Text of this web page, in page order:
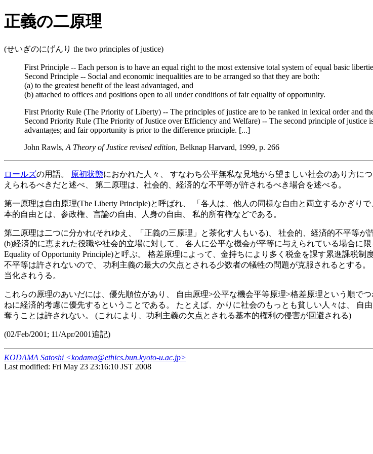
正義の二原理
(せいぎのにげんり the two principles of justice)
First Principle -- Each person is to have an equal right to the most extensive total system of equal basic
Second Principle -- Social and economic inequalities are to be arranged so that they are both:
(a) to the greatest benefit of the least advantaged, and
(b) attached to offices and positions open to all under conditions of fair equality of opportunity.
First Priority Rule (The Priority of Liberty) -- The principles of justice are to be ranked in lexical order and
Second Priority Rule (The Priority of Justice over Efficiency and Welfare) -- The second principle of
advantages; and fair opportunity is prior to the difference principle. [...]
John Rawls, A Theory of Justice revised edition, Belknap Harvard, 1999, p. 266
ロールズの用語。 原初状態におかれた人々、 すなわち公平無私な見地から望ましい社会のあり方に
えられるべきだと述べ、 第二原理は、社会的、経済的な不平等が許されるべき場合を述べる。
第一原理は自由原理(The Liberty Principle)と呼ばれ、 「各人は、他人の同様な自由と両立するかぎり
本的自由とは、参政権、言論の自由、人身の自由、 私的所有権などである。
第二原理は二つに分かれ(それゆえ、「正義の三原理」と茶化す人もいる)、 社会的、経済的不平等
(b)経済的に恵まれた役職や社会的立場に対して、 各人に公平な機会が平等に与えられている場合に限
Equality of Opportunity Principle)と呼ぶ。 格差原理によって、金持ちにより多く税金を課す累進課税
不平等は許されないので、 功利主義の最大の欠点とされる少数者の犠牲の問題が克服されるとする
当化されうる。
これらの原理のあいだには、優先順位があり、 自由原理>公平な機会平等原理>格差原理という順で
ねに経済的考慮に優先するということである。 たとえば、かりに社会のもっとも貧しい人々は、
奪うことは許されない。 (これにより、功利主義の欠点とされる基本的権利の侵害が回避される)
(02/Feb/2001; 11/Apr/2001追記)
KODAMA Satoshi <kodama@ethics.bun.kyoto-u.ac.jp>
Last modified: Fri May 23 23:16:10 JST 2008